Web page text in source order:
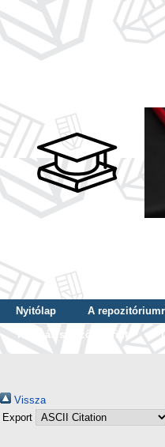
Nyitólap A
Tallózás szerző szerint
Vissza
Export